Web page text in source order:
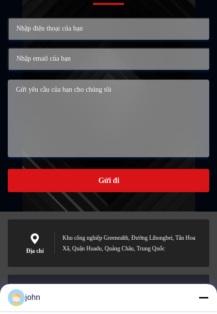
Gửi đi
Địa chỉ
Khu công nghiệp Greenealth, Đường Lihongbei, Tân Hoa
Xã, Quận Huadu, Quảng Châu, Trung Quốc
john